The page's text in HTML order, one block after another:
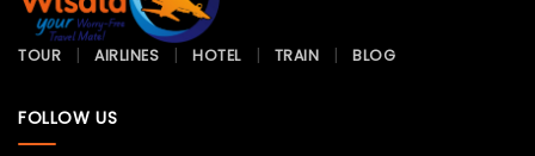
TOUR AIRLINES HOTEL TRAIN BLOG
FOLLOW US